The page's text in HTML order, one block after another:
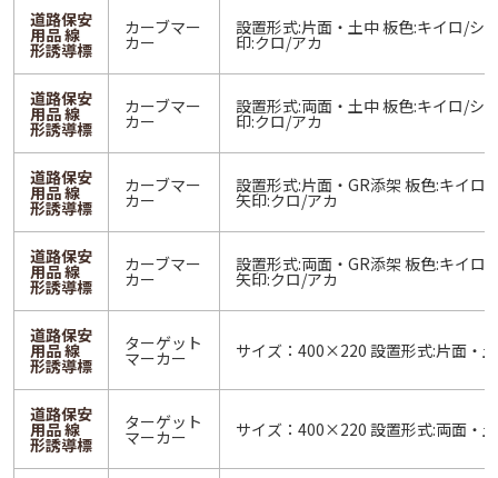
道路保安
用品 線
形誘導標
カーブマー
カー
設置形式:片面・土中 板色:キイロ/シ
印:クロ/アカ
道路保安
用品 線
形誘導標
カーブマー
カー
設置形式:両面・土中 板色:キイロ/シ
印:クロ/アカ
道路保安
用品 線
形誘導標
カーブマー
カー
設置形式:片面・GR添架 板色:キイロ/
矢印:クロ/アカ
道路保安
用品 線
形誘導標
カーブマー
カー
設置形式:両面・GR添架 板色:キイロ/
矢印:クロ/アカ
道路保安
用品 線
形誘導標
ターゲット
マーカー サイズ：400×220 設置形式:片面・
道路保安
用品 線
形誘導標
ターゲット
マーカー サイズ：400×220 設置形式:両面・